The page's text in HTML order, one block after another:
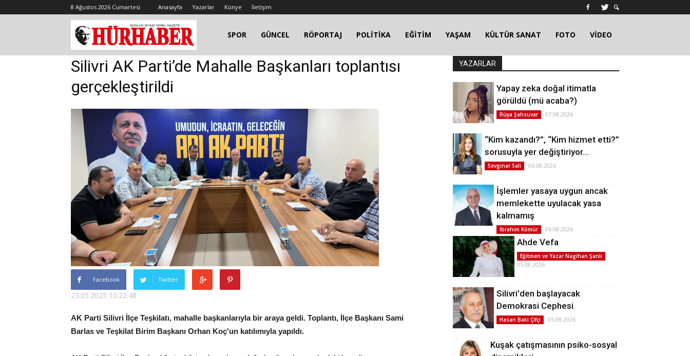
8 Ağustos 2026 Cumartesi Anasayfa Yazarlar Künye İletişim
SPOR GÜNCEL RÖPORTAJ POLİTİKA EĞİTİM YAŞAM KÜLTÜR SANAT FOTO VİDEO
Silivri AK Parti’de Mahalle Başkanları toplantısı
gerçekleştirildi
Facebook Twitter
23.05.2025 10:22:48
AK Parti Silivri İlçe Teşkilatı, mahalle başkanlarıyla bir araya geldi. Toplantı, İlçe Başkanı Sami
Barlas ve Teşkilat Birim Başkanı Orhan Koç'un katılımıyla yapıldı.
YAZARLAR
Yapay zeka doğal itimatla
görüldü (mü acaba?)
Rüya Şahsuvar 07.08.2026
“Kim kazandı?”, “Kim hizmet etti?”
sorusuyla yer değiştiriyor…
Sevginar Sali 06.08.2026
İşlemler yasaya uygun ancak
memlekette uyulacak yasa
kalmamış
İbrahim Kömür 06.08.2026
Ahde Vefa
Eğitmen ve Yazar Nagihan Şanlı
05.08.2026
Silivri'den başlayacak
Demokrasi Cephesi
Hasan Baki Çifçi 05.08.2026
Kuşak çatışmasının psiko-sosyal